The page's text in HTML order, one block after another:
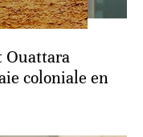
Ouattara
coloniale en